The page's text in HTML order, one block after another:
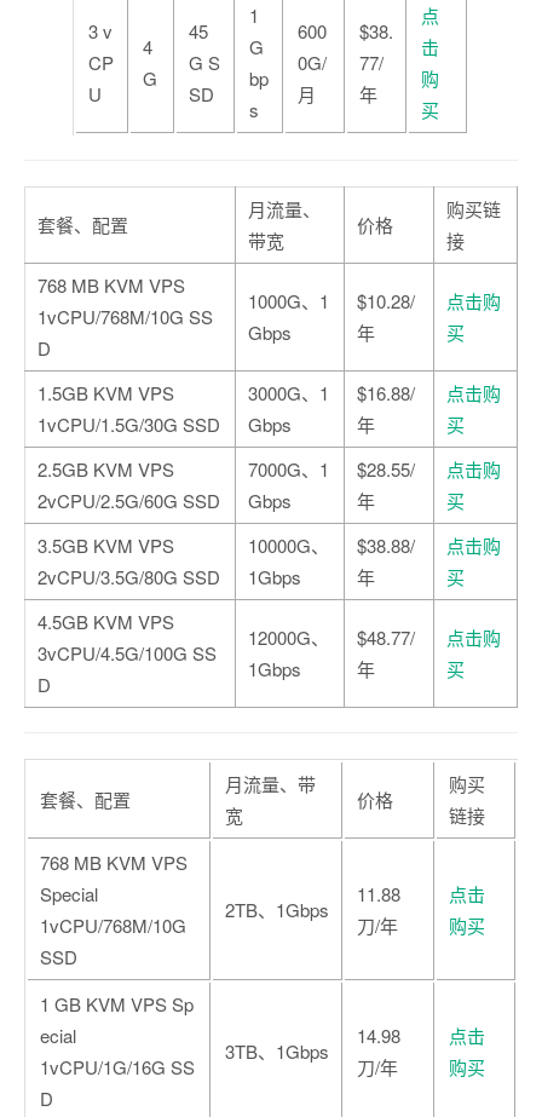
3 v
CP
U
4
G
45
G S
SD
1
G
bp
s
600
0G/
月
$38.
77/
年
点
击
购
买
套餐、配置
月流量、
带宽
价格
购买链
接
768 MB KVM VPS
1vCPU/768M/10G SS
D
1000G、1
Gbps
$10.28/
年
点击购
买
1.5GB KVM VPS
1vCPU/1.5G/30G SSD
3000G、1
Gbps
$16.88/
年
点击购
买
2.5GB KVM VPS
2vCPU/2.5G/60G SSD
7000G、1
Gbps
$28.55/
年
点击购
买
3.5GB KVM VPS
2vCPU/3.5G/80G SSD
10000G、
1Gbps
$38.88/
年
点击购
买
4.5GB KVM VPS
3vCPU/4.5G/100G SS
D
12000G、
1Gbps
$48.77/
年
点击购
买
套餐、配置
月流量、带
宽
价格
购买
链接
768 MB KVM VPS
Special
1vCPU/768M/10G
SSD
2TB、1Gbps
11.88
刀/年
点击
购买
1 GB KVM VPS Sp
ecial
1vCPU/1G/16G SS
D
3TB、1Gbps
14.98
刀/年
点击
购买